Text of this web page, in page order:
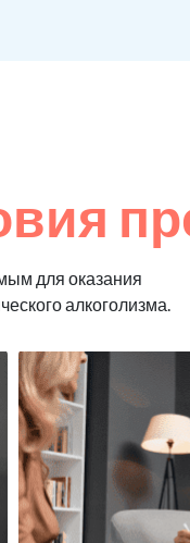
для оказания
алкоголизма.